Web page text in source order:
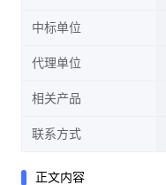
中标单位
代理单位
相关产品
联系方式
正文内容